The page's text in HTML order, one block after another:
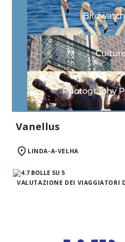
Vanellus
LINDA-A-VELHA
VALUTAZIONE DEI VIAGGIATORI